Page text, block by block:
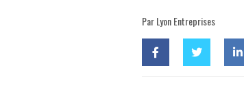
Par Lyon Entreprises